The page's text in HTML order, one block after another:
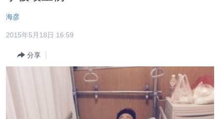
内
容
到
最新国际新闻
分类新闻
VOA视频
海彦
2015年5月18日 16:59
分享